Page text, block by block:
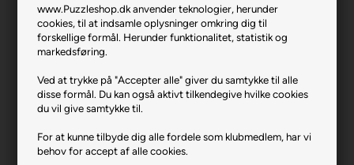
www.Puzzleshop.dk anvender teknologier, herunder
cookies, til at indsamle oplysninger omkring dig til
forskellige formål. Herunder funktionalitet, statistik og
markedsføring.
Ved at trykke på "Accepter alle" giver du samtykke til alle
disse formål. Du kan også aktivt tilkendegive hvilke cookies
du vil give samtykke til.
For at kunne tilbyde dig alle fordele som klubmedlem, har vi
behov for accept af alle cookies.
Circle Gradient Number One.
Varenr.: 0523-1302
Antal brikker
1000
Længde i cm (ca.)
Bredde i cm (ca.)
68